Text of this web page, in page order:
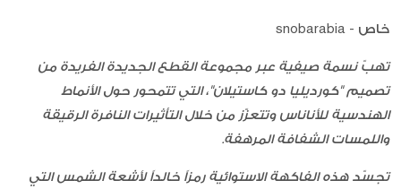
خاص - snobarabia
تهبّ نسمة صيفية عبر مجموعة القطع الجديدة الفريدة من
تصميم "كورديليا دو كاستيلان"، التي تتمحور حول الأنماط
الهندسية للأناناس وتتعزّز من خلال التأثيرات النافرة الرقيقة
واللمسات الشفافة المرهفة.
تجسّد هذه الفاكهة الاستوائية رمزاً خالداً لأشعة الشمس التي